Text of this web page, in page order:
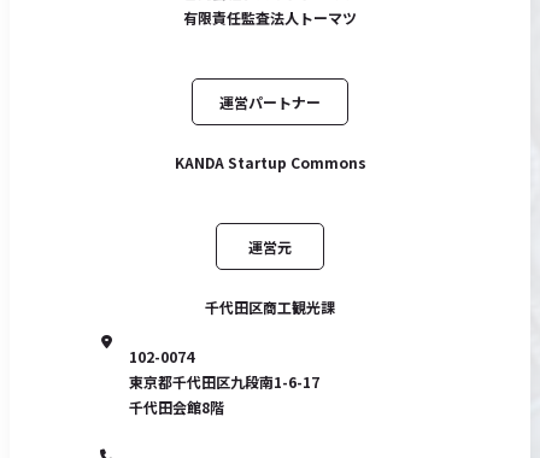
有限責任監査法人トーマツ
運営パートナー
KANDA Startup Commons
運営元
千代田区商工観光課
102-0074
東京都千代田区九段南1-6-17
千代田会館8階